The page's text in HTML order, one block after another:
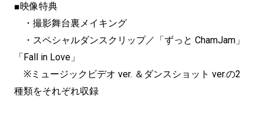
■映像特典
・撮影舞台裏メイキング
・スペシャルダンスクリップ／「ずっと ChamJam」
「Fall in Love」
※ミュージックビデオ ver. ＆ダンスショット ver.の2
種類をそれぞれ収録